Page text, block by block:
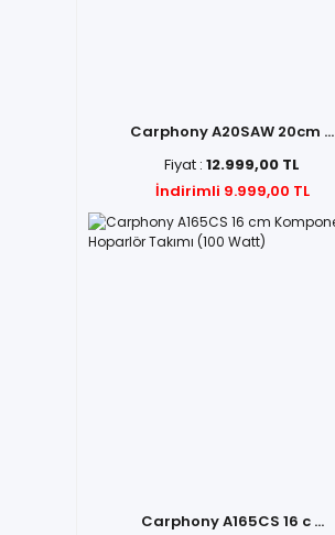
Carphony A20SAW 20cm ...
Fiyat :12.999,00 TL
İndirimli 9.999,00 TL
Carphony A165CS 16 c ...